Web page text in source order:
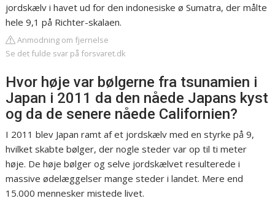
jordskælv i havet ud for den indonesiske ø Sumatra, der målte
hele 9,1 på Richter-skalaen.
Anmodning om fjernelse
Se det fulde svar på forsvaret.dk
Hvor høje var bølgerne fra tsunamien i
Japan i 2011 da den nåede Japans kyst
og da de senere nåede Californien?
I 2011 blev Japan ramt af et jordskælv med en styrke på 9,
hvilket skabte bølger, der nogle steder var op til ti meter
høje. De høje bølger og selve jordskælvet resulterede i
massive ødelæggelser mange steder i landet. Mere end
15.000 mennesker mistede livet.